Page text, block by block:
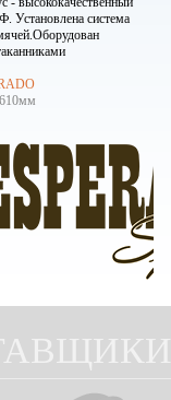
Установлена система